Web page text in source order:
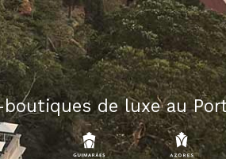
de luxe au